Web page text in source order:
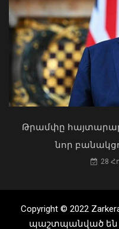
նախագծի վրա, որը
աստիճանով
Հայաստանի կշիռը
ներդրումային
վարչապետ
08 Օգոստոս, 2026 17:22
«Ուժեղ Հայաստան»-ը
քվեարկելու ԱԺ
պաշտոնում Ռուբեն
թեկնածությանը
03 Օգոստոս, 2026 13:13
Թրամփը
նոր
28
Copyright © 2022
պաշտպանված են